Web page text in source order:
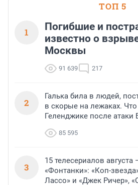
ТОП 5
1
Погибшие и
известно о
Москвы
91 639 217
2
Галька била в людей,
в скорые на лежаках.
Геленджике после
85 595
3
15 телесериалов
«Фонтанки»: «Коп-
Лассо» и «Джек Ричер»,